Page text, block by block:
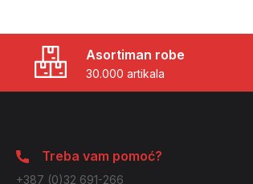
Asortiman robe
30.000 artikala
Treba vam pomoć?
+387 (0)32 691-266